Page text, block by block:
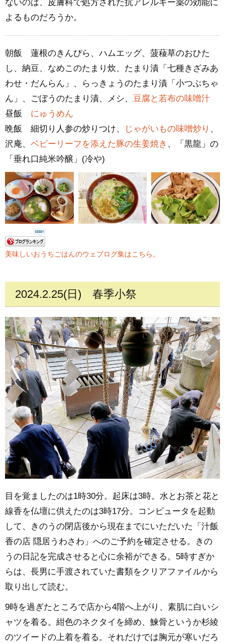
ないのは、皮膚科で処方された抗アレルギー薬の効能に
よるものだろうか。
朝飯 蓮根のきんぴら、ハムエッグ、菠薐草のおひた
し、納豆、なめこのたまり炊、たまり漬「七種きざみあ
わせ・だんらん」、らっきょうのたまり漬「小つぶちゃ
ん」、ごぼうのたまり漬、メシ、 豆腐と若布の味噌汁
昼飯 にゅうめん
晩飯 細切り人参の炒りつけ、
じゃがいもの味噌炒り 、
沢庵、 ベビーリーフを添えた豚の生姜焼き 、「黒龍」の
「垂れ口純米吟醸」(冷や)
美味しいおうちごはんのウェブログ集はこちら。
2024.2.25(日) 春季小祭
目を覚ましたのは1時30分。起床は3時。水とお茶と花と
線香を仏壇に供えたのは3時17分。コンピュータを起動
して、きのうの閉店後から現在までにいただいた「汁飯
香の店 隠居うわさわ」へのご予約を確定させる。きの
うの日記を完成させると心に余裕ができる。5時すぎか
らは、長男に手渡されていた書類をクリアファイルから
取り出して読む。
9時を過ぎたところで店から4階へ上がり、素肌に白いシ
ャツを着る。紺色のネクタイを締め、鰊骨というか杉綾
のツイードの上着を着る。それだけでは胸元が寒いだろ